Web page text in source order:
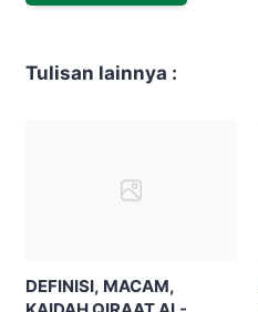
Tulisan lainnya :
DEFINISI, MACAM,